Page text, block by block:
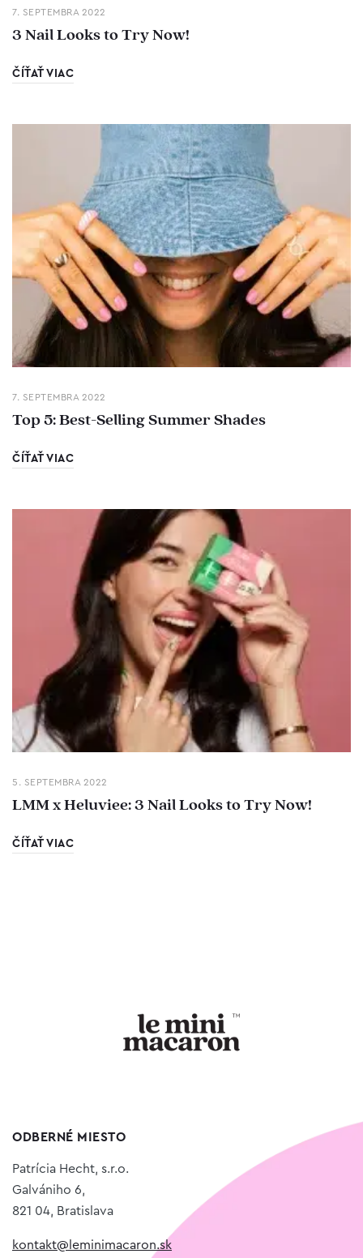
7. SEPTEMBRA 2022
3 Nail Looks to Try Now!
ČÍŤAŤ VIAC
7. SEPTEMBRA 2022
Top 5: Best-Selling Summer Shades
ČÍŤAŤ VIAC
5. SEPTEMBRA 2022
LMM x Heluviee: 3 Nail Looks to Try Now!
ČÍŤAŤ VIAC
ODBERNÉ MIESTO
Patrícia Hecht, s.r.o.
Galvániho 6,
821 04, Bratislava
kontakt@leminimacaron.sk